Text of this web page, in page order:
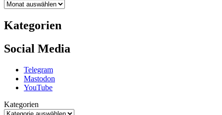
Kategorien
Social Media
Telegram
Mastodon
YouTube
Kategorien